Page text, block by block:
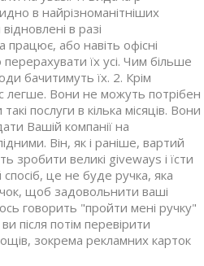
в найрізноманітніших
в разі
або навіть офісні
їх усі. Чим більше
бачитимуть їх. 2. Крім
легше. Вони не можуть потрібен
послуги в кілька місяців. Вони
Вашій компанії на
Він, як і раніше, вартий
зробити великі giveways і їсти
це не буде ручка, яка
щоб задовольнити ваші
говорить "пройти мені ручку"
після потім перевірити
зокрема рекламних карток